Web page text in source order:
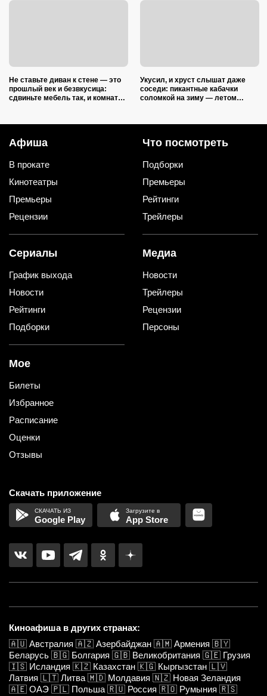
Не ставьте диван к стене — это
прошлый век и безвкусица:
сдвиньте мебель так, и комната
Укусил, и хруст слышат даже
соседи: пикантные кабачки
соломкой на зиму — летом
Афиша
В прокате
Кинотеатры
Премьеры
Рецензии
Что посмотреть
Подборки
Премьеры
Рейтинги
Трейлеры
Сериалы
График выхода
Новости
Рейтинги
Подборки
Медиа
Новости
Трейлеры
Рецензии
Персоны
Мое
Билеты
Избранное
Расписание
Оценки
Отзывы
Скачать приложение
Google Play App Store
Киноафиша в других странах:
🇦🇺 Австралия 🇦🇿 Азербайджан 🇦🇲 Армения 🇧🇾
Беларусь 🇧🇬 Болгария 🇬🇧 Великобритания 🇬🇪 Грузия
🇮🇸 Исландия 🇰🇿 Казахстан 🇰🇬 Кыргызстан 🇱🇻
Латвия 🇱🇹 Литва 🇲🇩 Молдавия 🇳🇿 Новая Зеландия
🇦🇪 ОАЭ 🇵🇱 Польша 🇷🇺 Россия 🇷🇴 Румыния 🇷🇸